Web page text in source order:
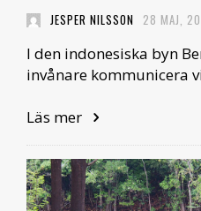
JESPER NILSSON 28 MAJ,
I den indonesiska byn
invånare kommunicera
Läs mer